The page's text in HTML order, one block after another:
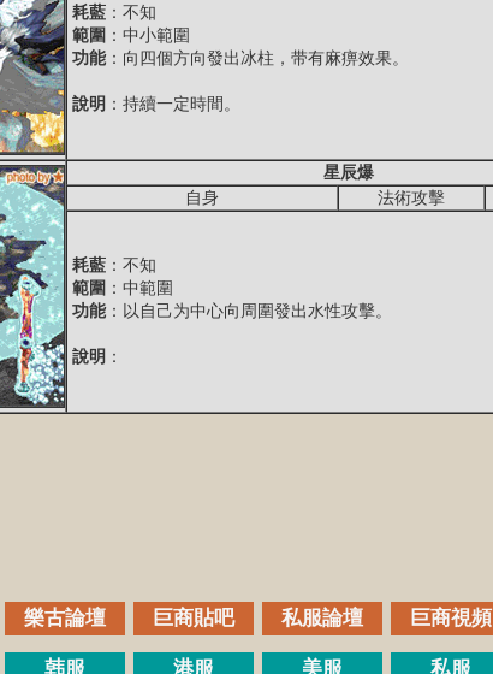
耗藍 ：不知
範圍 ：中小範圍
功能：向四個方向發出冰柱，带有麻痹效果。
說明 ：持續一定時間。
星辰爆
自身 法術攻擊
耗藍 ：不知
範圍 ：中範圍
功能：以自己为中心向周圍發出水性攻擊。
說明 ：
樂古論壇 巨商貼吧 私服論壇 巨商視頻
韩服 港服 美服 私服